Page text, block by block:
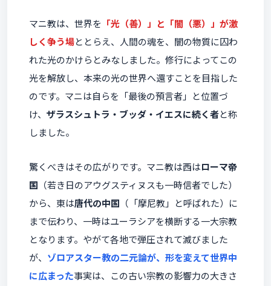
マニ教は、世界を 「光（善）」と「闇（悪）」が激
しく争う場ととらえ、人間の魂を、闇の物質に囚わ
れた光のかけらとみなしました。修行によってこの
光を解放し、本来の光の世界へ還すことを目指した
のです。マニは自らを「最後の預言者」と位置づ
け、 ザラスシュトラ・ブッダ・イエスに続く者と称
しました。
驚くべきはその広がりです。マニ教は西はローマ帝
国 （若き日のアウグスティヌスも一時信者でした）
から、東は唐代の中国 （「摩尼教」と呼ばれた）に
まで伝わり、一時はユーラシアを横断する一大宗教
となります。やがて各地で弾圧されて滅びました
が、 ゾロアスター教の二元論が、形を変えて世界中
に広まった事実は、この古い宗教の影響力の大きさ